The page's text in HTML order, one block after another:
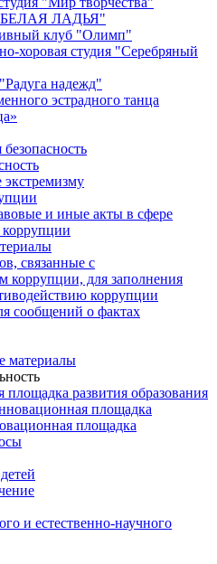
ЛАДЬЯ"
клуб "Олимп"
хоровая студия "Серебряный
надежд"
эстрадного танца
и иные акты в сфере
коррупции
связанные с
коррупции, для заполнения
коррупции
сообщений о фактах
материалы
площадка развития образования
площадка
площадка
и естественно-научного